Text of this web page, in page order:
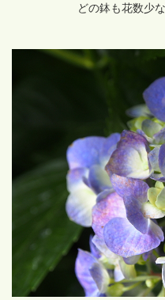
どの鉢も花数少